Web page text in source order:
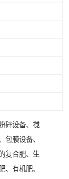
碎设备、搅
包膜设备、
复合肥、生
、有机肥、